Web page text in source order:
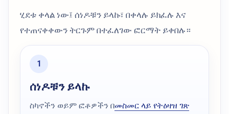
ሂደቱ ቀላል ነው፤ ሰነዶቹን ይላኩ፣ በቀላሉ ይክፈሉ እና
የተጠናቀቀውን ትርጉም በተፈለገው ፎርማት ይቀበሉ።
ሰነዶቹን ይላኩ
ስካኖችን ወይም ፎቶዎችን በመስመር ላይ የትዕዛዝ ገጽ